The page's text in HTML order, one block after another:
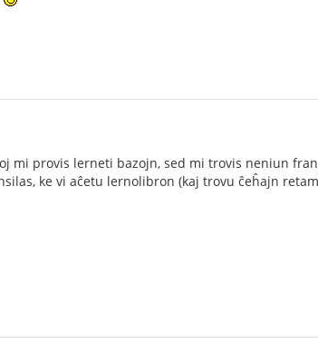
mi provis lerneti bazojn, sed mi trovis neniun
ke vi aĉetu lernolibron (kaj trovu ĉeĥajn